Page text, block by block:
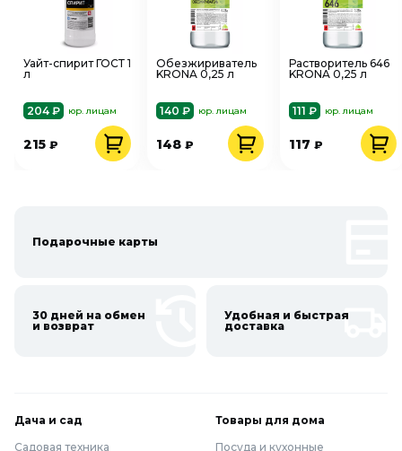
Уайт-спирит ГОСТ 1
л
204 ₽ юр. лицам
215 ₽
Обезжириватель
KRONA 0,25 л
140 ₽ юр. лицам
148 ₽
Растворитель 646
KRONA 0,25 л
111 ₽ юр. лицам
117 ₽
Подарочные карты
30 дней на обмен
и возврат
Удобная и быстрая
доставка
Дача и сад
Садовая техника
Товары для дома
Посуда и кухонные